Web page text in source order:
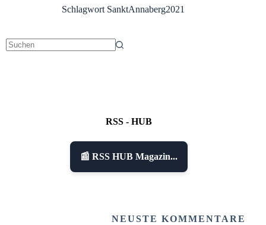
SchlagwortSanktAnnaberg2021
RSS - HUB
📰 RSS HUB Magazin...
NEUSTE KOMMENTARE